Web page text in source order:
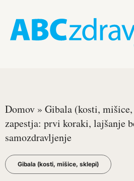
Domov » Gibala (kosti,
zapestja: prvi koraki, lajšanje
samozdravljenje
Gibala (kosti, mišice, sklepi)